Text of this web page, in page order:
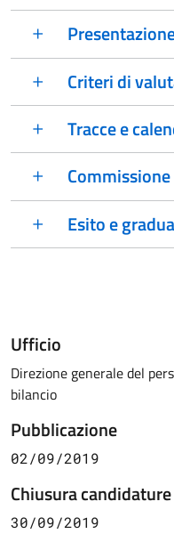
Criteri di
Tracce e
Commissione
Esito e
Ufficio
Direzione generale del
bilancio
Pubblicazione
02/09/2019
Chiusura candidature
30/09/2019